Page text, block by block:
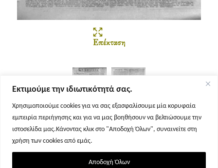
Εκτιμούμε την ιδιωτικότητά σας.
Χρησιμοποιούμε cookies για να σας εξασφαλίσουμε μία κορυφαία
εμπειρία περιήγησης και για να μας βοηθήσουν να βελτιώσουμε την
ιστοσελίδα μας.Κάνοντας κλικ στο "Αποδοχή Όλων", συναινείτε στη
χρήση των cookies από εμάς.
Αποδοχή Όλων
Επέκταση
Σελίδα 1 Σελίδα 2